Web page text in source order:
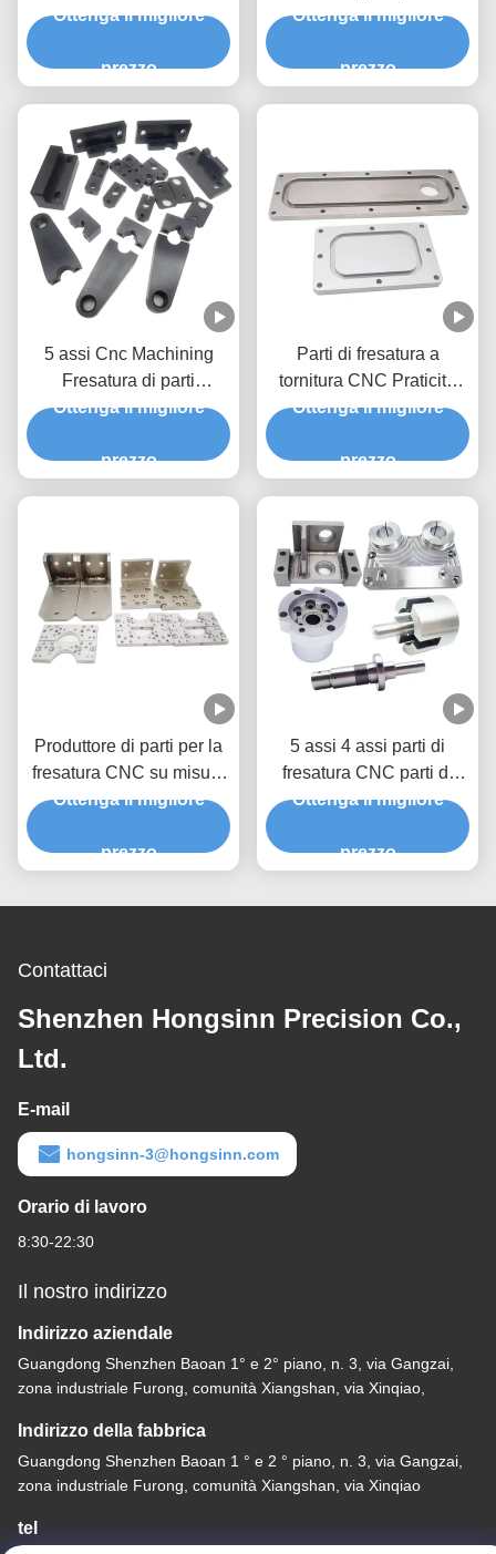
Ottenga il migliore
prezzo
tornitura di utensili CNC
Ottenga il migliore
prezzo
5 assi Cnc Machining
Fresatura di parti
importatori Cnc Fresatura
inossidabile
Ottenga il migliore
prezzo
Parti di fresatura a
tornitura CNC Praticità
del processo di fresatura
Ottenga il migliore
prezzo
Produttore di parti per la
fresatura CNC su misura
per parti di serie Prototipi
Ottenga il migliore
prezzo
5 assi 4 assi parti di
fresatura CNC parti di
metallo fresato
Ottenga il migliore
prezzo
Contattaci
Shenzhen Hongsinn Precision Co.,
Ltd.
E-mail
hongsinn-3@hongsinn.com
Orario di lavoro
8:30-22:30
Il nostro indirizzo
Indirizzo aziendale
Guangdong Shenzhen Baoan 1° e 2° piano, n. 3, via Gangzai,
zona industriale Furong, comunità Xiangshan, via Xinqiao,
Indirizzo della fabbrica
Guangdong Shenzhen Baoan 1 ° e 2 ° piano, n. 3, via Gangzai,
zona industriale Furong, comunità Xiangshan, via Xinqiao
tel